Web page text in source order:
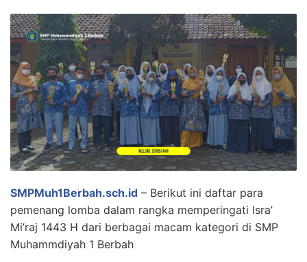
SMPMuh1Berbah.sch.id – Berikut ini daftar para
pemenang lomba dalam rangka memperingati Isra’
Mi’raj 1443 H dari berbagai macam kategori di SMP
Muhammdiyah 1 Berbah